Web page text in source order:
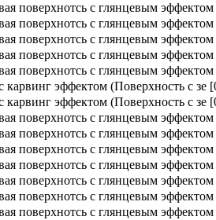
поверхнотсь с глянцевым эффектом
поверхнотсь с глянцевым эффектом
поверхнотсь с глянцевым эффектом
поверхнотсь с глянцевым эффектом
поверхнотсь с глянцевым эффектом
карвинг эффектом (Поверхность с зе
карвинг эффектом (Поверхность с зе
поверхнотсь с глянцевым эффектом
поверхнотсь с глянцевым эффектом
поверхнотсь с глянцевым эффектом
поверхнотсь с глянцевым эффектом
поверхнотсь с глянцевым эффектом
поверхнотсь с глянцевым эффектом
поверхнотсь с глянцевым эффектом